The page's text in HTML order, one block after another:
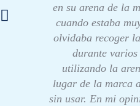
en su arena de la
cuando estaba
olvidaba recoger
durante
utilizando la
lugar de la marca
sin usar. En mi